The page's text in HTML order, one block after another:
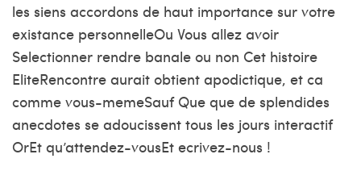
les siens accordons de haut importance sur votre
existance personnelleOu Vous allez avoir
Selectionner rendre banale ou non Cet histoire
EliteRencontre aurait obtient apodictique, et ca
comme vous-memeSauf Que que de splendides
anecdotes se adoucissent tous les jours interactif
OrEt qu’attendez-vousEt ecrivez-nous !